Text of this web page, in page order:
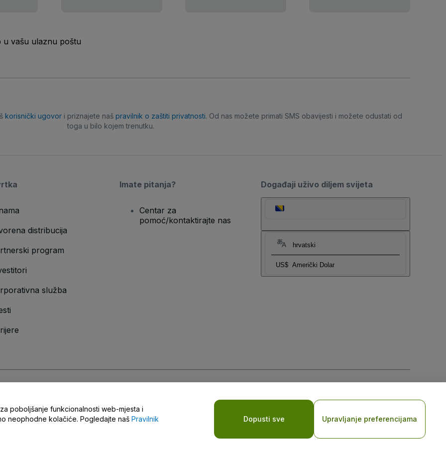
u vašu ulaznu poštu
korisnički ugovor i priznajete naš pravilnik o zaštiti privatnosti. Od nas možete primati SMS obavijesti i možete odustati od
toga u bilo kojem trenutku.
Događaji uživo diljem svijeta
hrvatski
US$ Američki Dolar
distribucija
program
služba
Imate pitanja?
Centar za
pomoć/kontaktirajte nas
Pravilnik o zaštiti privatnosti za mobilne uređaje
poboljšanje funkcionalnosti web-mjesta i
neophodne kolačiće. Pogledajte naš Pravilnik
Dopusti sve Upravljanje preferencijama